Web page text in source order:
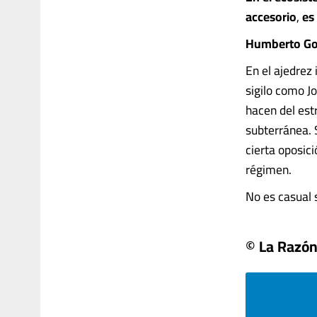
accesorio,es
Humberto
En el
sigilo como
hacen del
cierta
régimen.
No es casual
© La Razón